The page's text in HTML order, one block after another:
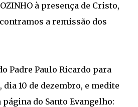
à presença de Cristo,
a remissão dos
Padre Paulo Ricardo para
10 de dezembro, e medite
do Santo Evangelho: